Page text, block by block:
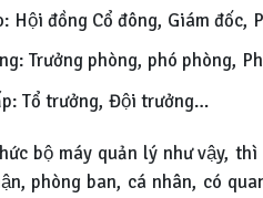
Hội đồng Cổ đông, Giám đốc,
Trưởng phòng, phó phòng,
Tổ trưởng, Đội trưởng…
bộ máy quản lý như vậy,
phòng ban, cá nhân, có